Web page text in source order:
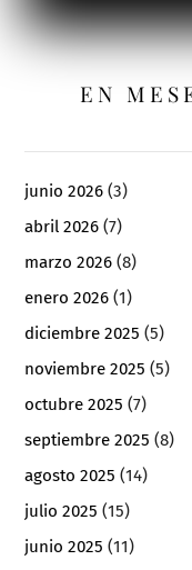
EN
junio 2026 (3)
abril 2026 (7)
marzo 2026 (8)
enero 2026 (1)
diciembre 2025 (5)
noviembre 2025 (5)
octubre 2025 (7)
septiembre 2025 (8)
agosto 2025 (14)
julio 2025 (15)
junio 2025 (11)